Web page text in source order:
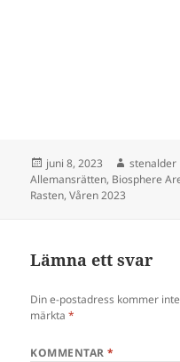
Postat
juni 8, 2023 Författare
stenalder
Allemansrätten, Biosphere
Rasten,Våren 2023
Lämna ett svar
Din e-postadress kommer
märkta*
KOMMENTAR*